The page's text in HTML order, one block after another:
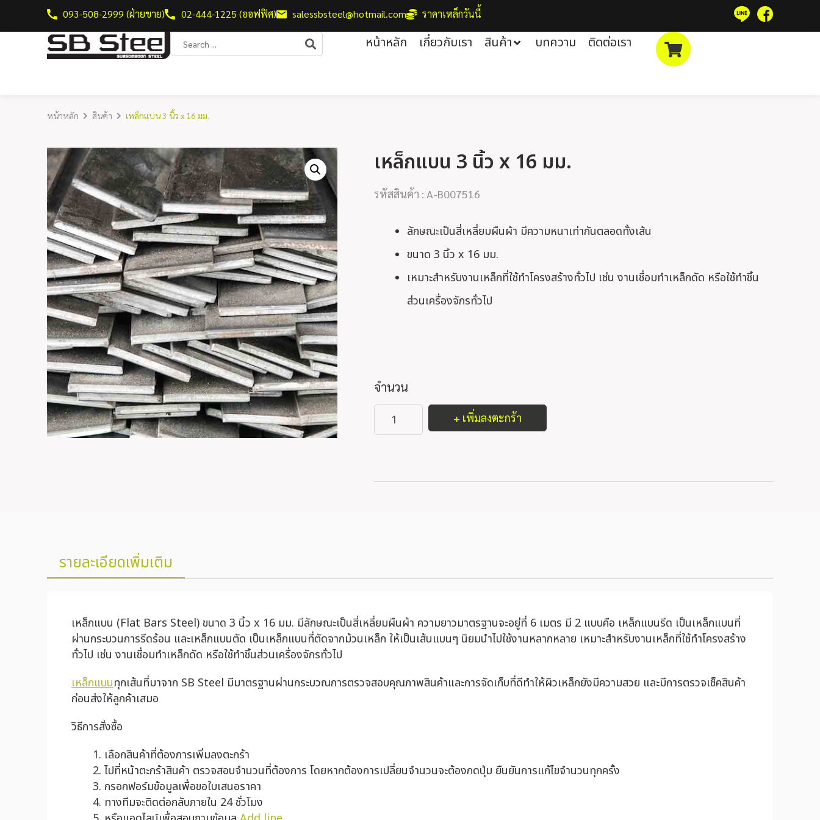
093-508-2999 (ฝ่ายขาย) 02-444-1225 (ออฟฟิศ) salessbsteel@hotmail.com ราคาเหล็กวันนี้
หน้าหลัก เกี่ยวกับเรา สินค้า บทความ ติดต่อเรา
หน้าหลัก สินค้า เหล็กแบน 3 นิ้ว x 16 มม.
เหล็กแบน 3 นิ้ว x 16 มม.
รหัสสินค้า : A-B007516
ลักษณะเป็นสี่เหลี่ยมผืนผ้า มีความหนาเท่ากันตลอดทั้งเส้น
ขนาด 3 นิ้ว x 16 มม.
เหมาะสำหรับงานเหล็กที่ใช้ทำโครงสร้างทั่วไป เช่น งานเชื่อมทำเหล็กดัด หรือใช้ทำชิ้น
ส่วนเครื่องจักรทั่วไป
จำนวน
+ เพิ่มลงตะกร้า
รายละเอียดเพิ่มเติม
เหล็กแบน (Flat Bars Steel) ขนาด 3 นิ้ว x 16 มม. มีลักษณะเป็นสี่เหลี่ยมผืนผ้า ความยาวมาตรฐานจะอยู่ที่ 6 เมตร มี 2 แบบคือ เหล็กแบนรีด เป็นเหล็กแบนที่
ผ่านกระบวนการรีดร้อน และเหล็กแบนตัด เป็นเหล็กแบนที่ตัดจากม้วนเหล็ก ให้เป็นเส้นแบนๆ นิยมนำไปใช้งานหลากหลาย เหมาะสำหรับงานเหล็กที่ใช้ทำโครงสร้าง
ทั่วไป เช่น งานเชื่อมทำเหล็กดัด หรือใช้ทำชิ้นส่วนเครื่องจักรทั่วไป
เหล็กแบนทุกเส้นที่มาจาก SB Steel มีมาตรฐานผ่านกระบวณการตรวจสอบคุณภาพสินค้าและการจัดเก็บที่ดีทำให้ผิวเหล็กยังมีความสวย และมีการตรวจเช็คสินค้า
ก่อนส่งให้ลูกค้าเสมอ
วิธีการสั่งซื้อ
เลือกสินค้าที่ต้องการเพิ่มลงตะกร้า
ไปที่หน้าตะกร้าสินค้า ตรวจสอบจำนวนที่ต้องการ โดยหากต้องการเปลี่ยนจำนวนจะต้องกดปุ่ม ยืนยันการแก้ไขจำนวนทุกครั้ง
กรอกฟอร์มข้อมูลเพื่อขอใบเสนอราคา
ทางทีมจะติดต่อกลับภายใน 24 ชั่วโมง